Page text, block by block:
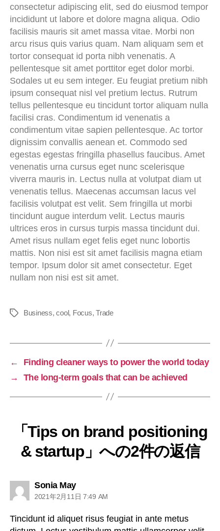
consectetur adipiscing elit, sed do eiusmod tempor
incididunt ut labore et dolore magna aliqua. Odio
facilisis mauris sit amet massa vitae. Morbi non
arcu risus quis varius quam. Nam aliquam sem et
tortor consequat id porta nibh venenatis. A
pellentesque sit amet porttitor eget dolor morbi.
Sodales ut eu sem integer. Eu feugiat pretium nibh
ipsum consequat nisl vel pretium lectus. Rutrum
tellus pellentesque eu tincidunt tortor aliquam nulla
facilisi cras. Condimentum id venenatis a
condimentum vitae sapien pellentesque. Ac tortor
dignissim convallis aenean et. Commodo sed
egestas egestas fringilla phasellus faucibus. Amet
venenatis urna cursus eget nunc scelerisque
viverra mauris in. Lectus nulla at volutpat diam ut
venenatis tellus. Maecenas accumsan lacus vel
facilisis volutpat est velit. Sem fringilla ut morbi
tincidunt augue interdum velit. Lectus mauris
ultrices eros in cursus turpis massa tincidunt dui.
Amet risus nullam eget felis eget nunc lobortis
mattis. Non nisi est sit amet facilisis magna etiam
tempor. Ipsum dolor sit amet consectetur. Eget
nullam non nisi est sit amet.
Business,cool, Focus,Trade
←
Finding cleaner ways to power the world today
→
The long-term goals that can be achieved
「Tips on brand positioning
& startup」への2件の返信
Sonia May
2021年2月11日 7:49 AM
Tincidunt id aliquet risus feugiat in ante metus